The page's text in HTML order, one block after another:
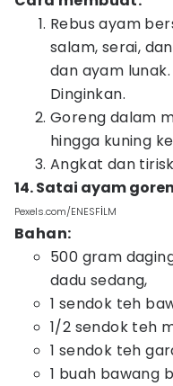
Rebus ayam
salam, serai,
dan ayam
Dinginkan.
Goreng dalam
hingga kuning
Angkat dan
14. Satai ayam
Pexels.com/ENESFİLM
Bahan:
500 gram
dadu sedang,
1 sendok teh
1/2 sendok teh
1 sendok teh
1 buah bawang